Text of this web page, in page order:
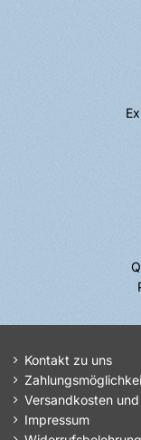
Kontakt zu uns
Versandkosten
Impressum